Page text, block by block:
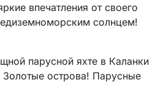
впечатления от своего
солнцем!
парусной яхте в Каланки
острова! Парусные